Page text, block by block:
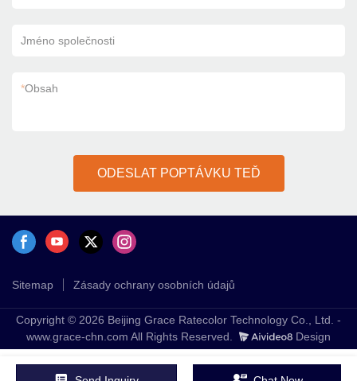
Jméno společnosti
*Obsah
ODESLAT POPTÁVKU TEĎ
Sitemap Zásady ochrany osobních údajů
Copyright © 2026 Beijing Grace Ratecolor Technology Co., Ltd. -
www.grace-chn.com All Rights Reserved.
Design